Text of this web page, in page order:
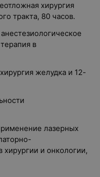
хирургия
тракта, 80 часов.
в
желудка и 12-
лазерных
хирургии и онкологии,